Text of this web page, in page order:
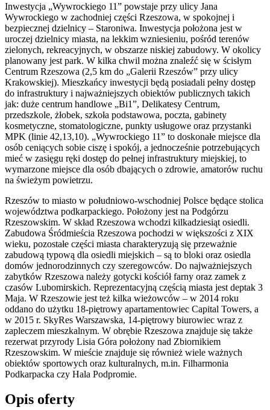
Inwestycja „Wywrockiego 11” powstaje przy ulicy Jana
Wywrockiego w zachodniej części Rzeszowa, w spokojnej i
bezpiecznej dzielnicy – Staroniwa. Inwestycja położona jest w
uroczej dzielnicy miasta, na lekkim wzniesieniu, pośród terenów
zielonych, rekreacyjnych, w obszarze niskiej zabudowy. W okolicy
planowany jest park. W kilka chwil można znaleźć się w ścisłym
Centrum Rzeszowa (2,5 km do „Galerii Rzeszów” przy ulicy
Krakowskiej). Mieszkańcy inwestycji będą posiadali pełny dostęp
do infrastruktury i najważniejszych obiektów publicznych takich
jak: duże centrum handlowe „Bi1”, Delikatesy Centrum,
przedszkole, żłobek, szkoła podstawowa, poczta, gabinety
kosmetyczne, stomatologiczne, punkty usługowe oraz przystanki
MPK (linie 42,13,10). „Wywrockiego 11” to doskonałe miejsce dla
osób ceniących sobie ciszę i spokój, a jednocześnie potrzebujących
mieć w zasięgu ręki dostęp do pełnej infrastruktury miejskiej, to
wymarzone miejsce dla osób dbających o zdrowie, amatorów ruchu
na świeżym powietrzu.
Rzeszów to miasto w południowo-wschodniej Polsce będące stolica
województwa podkarpackiego. Położony jest na Podgórzu
Rzeszowskim. W skład Rzeszowa wchodzi kilkadziesiąt osiedli.
Zabudowa Śródmieścia Rzeszowa pochodzi w większości z XIX
wieku, pozostałe części miasta charakteryzują się przeważnie
zabudową typową dla osiedli miejskich – są to bloki oraz osiedla
domów jednorodzinnych czy szeregowców. Do najważniejszych
zabytków Rzeszowa należy gotycki kościół farny oraz zamek z
czasów Lubomirskich. Reprezentacyjną częścią miasta jest deptak 3
Maja. W Rzeszowie jest też kilka wieżowców – w 2014 roku
oddano do użytku 18-piętrowy apartamentowiec Capital Towers, a
w 2015 r. SkyRes Warszawska, 14-piętrowy biurowiec wraz z
zapleczem mieszkalnym. W obrębie Rzeszowa znajduje się także
rezerwat przyrody Lisia Góra położony nad Zbiornikiem
Rzeszowskim. W mieście znajduje się również wiele ważnych
obiektów sportowych oraz kulturalnych, m.in. Filharmonia
Podkarpacka czy Hala Podpromie.
Opis oferty